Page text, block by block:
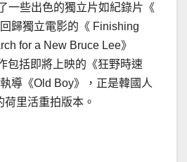
一些出色的獨立片如紀錄片《
歸獨立電影的《 Finishing
for a New Bruce Lee》
包括即將上映的《狂野時速
導《Old Boy》，正是韓國人
里活重拍版本。